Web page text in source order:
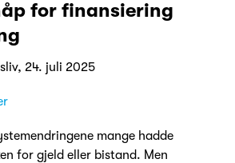
for finansiering
24. juli 2025
mange hadde
for gjeld eller bistand. Men